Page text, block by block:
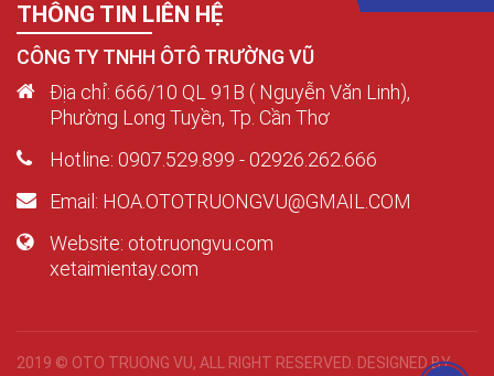
THÔNG TIN LIÊN HỆ
CÔNG TY TNHH ÔTÔ TRƯỜNG VŨ
Địa chỉ: 666/10 QL 91B ( Nguyễn Văn Linh),
Phường Long Tuyền, Tp. Cần Thơ
Hotline: 0907.529.899 - 02926.262.666
Email: HOA.OTOTRUONGVU@GMAIL.COM
Website: ototruongvu.com
xetaimientay.com
2019 © OTO TRUONG VU, ALL RIGHT RESERVED. DESIGNED BY